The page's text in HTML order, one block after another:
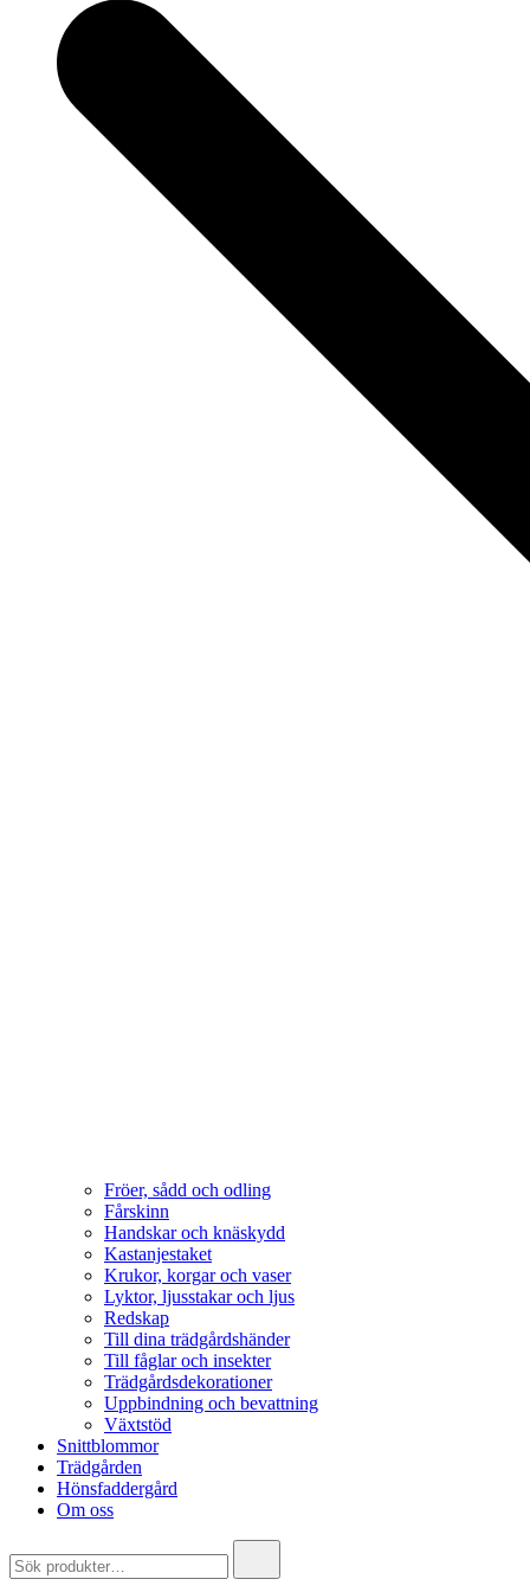
Fröer, sådd och odling
Fårskinn
Handskar och knäskydd
Kastanjestaket
Krukor, korgar och vaser
Lyktor, ljusstakar och ljus
Redskap
Till dina trädgårdshänder
Till fåglar och insekter
Trädgårdsdekorationer
Uppbindning och bevattning
Växtstöd
Snittblommor
Trädgården
Hönsfaddergård
Om oss
for: